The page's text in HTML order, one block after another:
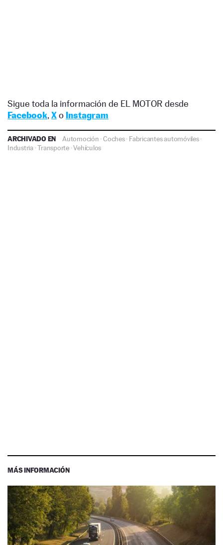
Sigue toda la información de EL MOTOR desde
Facebook, Xo Instagram
ARCHIVADO EN Automoción ·Coches· Fabricantes automóviles·
Industria·Transporte·Vehículos
MÁS INFORMACIÓN